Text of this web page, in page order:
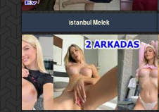
istanbul Melek